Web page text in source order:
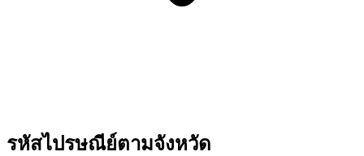
รหัสไปรษณีย์ตามจังหวัด